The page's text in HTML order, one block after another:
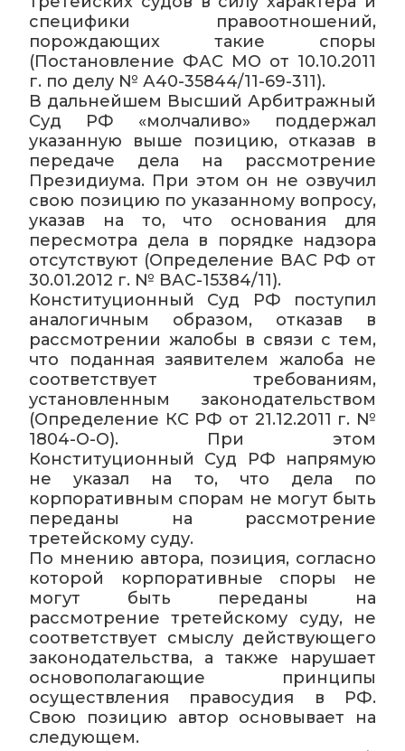
специфики правоотношений,
порождающих такие споры
(Постановление ФАС МО от 10.10.2011
г. по делу № А40-35844/11-69-311).
В дальнейшем Высший Арбитражный
Суд РФ «молчаливо» поддержал
указанную выше позицию, отказав в
передаче дела на рассмотрение
Президиума. При этом он не озвучил
свою позицию по указанному вопросу,
указав на то, что основания для
пересмотра дела в порядке надзора
отсутствуют (Определение ВАС РФ от
30.01.2012 г. № ВАС-15384/11).
Конституционный Суд РФ поступил
аналогичным образом, отказав в
рассмотрении жалобы в связи с тем,
что поданная заявителем жалоба не
соответствует требованиям,
установленным законодательством
(Определение КС РФ от 21.12.2011 г. №
1804-О-О). При этом
Конституционный Суд РФ напрямую
не указал на то, что дела по
корпоративным спорам не могут быть
переданы на рассмотрение
третейскому суду.
По мнению автора, позиция, согласно
которой корпоративные споры не
могут быть переданы на
рассмотрение третейскому суду, не
соответствует смыслу действующего
законодательства, а также нарушает
основополагающие принципы
осуществления правосудия в РФ.
Свою позицию автор основывает на
следующем.